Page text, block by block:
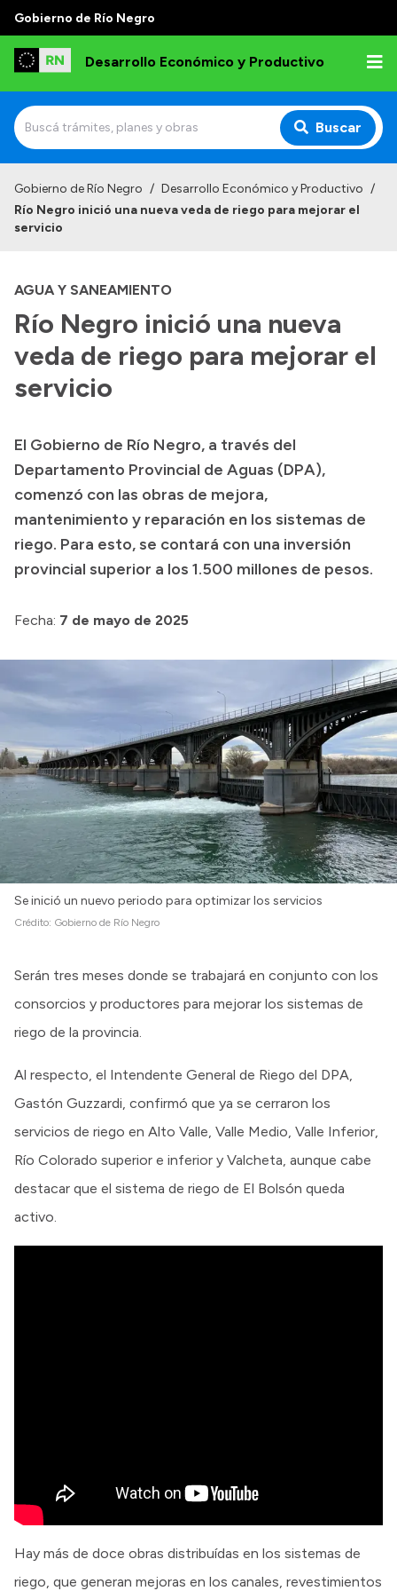
Gobierno de Río Negro
Desarrollo Económico y Productivo
Buscar
Institucional
Autoridades
Delegaciones
Normativa
Presupuesto
Boletín Oficial
Compras y licitaciones
Consulta de expedientes
Consulta de pago a proveedores
Login
Gobierno de Río Negro / Desarrollo Económico y Productivo /
Río Negro inició una nueva veda de riego para mejorar el
servicio
AGUA Y SANEAMIENTO
Río Negro inició una nueva
veda de riego para mejorar el
servicio
El Gobierno de Río Negro, a través del
Departamento Provincial de Aguas (DPA),
comenzó con las obras de mejora,
mantenimiento y reparación en los sistemas de
riego. Para esto, se contará con una inversión
provincial superior a los 1.500 millones de pesos.
Fecha: 7 de mayo de 2025
Se inició un nuevo periodo para optimizar los servicios
Crédito: Gobierno de Río Negro
Serán tres meses donde se trabajará en conjunto con los
consorcios y productores para mejorar los sistemas de
riego de la provincia.
Al respecto, el Intendente General de Riego del DPA,
Gastón Guzzardi, confirmó que ya se cerraron los
servicios de riego en Alto Valle, Valle Medio, Valle Inferior,
Río Colorado superior e inferior y Valcheta, aunque cabe
destacar que el sistema de riego de El Bolsón queda
activo.
Hay más de doce obras distribuídas en los sistemas de
riego, que generan mejoras en los canales, revestimientos